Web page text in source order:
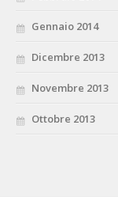
Gennaio 2014
Dicembre 2013
Novembre 2013
Ottobre 2013